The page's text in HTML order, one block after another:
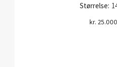
Størrelse:
kr.